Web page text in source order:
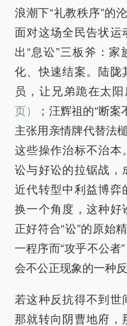
浪潮下“礼教秩序”的
面对这场全民告状运
出“息讼”三板斧：家
化、快速结案。陆陇
员，让兄弟跪在太
页）
；汪辉祖的“断案
主张用亲情牌代替法槌
这些操作治标不治本
讼与好讼的拉锯战，
近代转型中利益博弈
换一个角度，这种好
正好符合“讼”的原始
一程序而“攻乎不公者
会不公正现象的一种
若这种反抗得不到世
那就转向阴曹地府，